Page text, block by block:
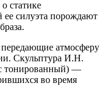
статике
ее силуэта порождают
атмосферу
Скульптура И.Н.
тонированный) —
во время